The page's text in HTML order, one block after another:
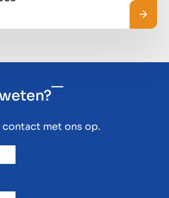
Lees
met ons op.